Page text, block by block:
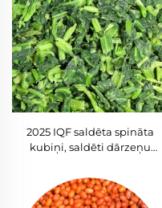
2025 IQF saldēta spināta
kubiņi, saldēti dārzeņu
novākti, Halal sertificēts,
bloka veidā, tvaicēts, blanšēts